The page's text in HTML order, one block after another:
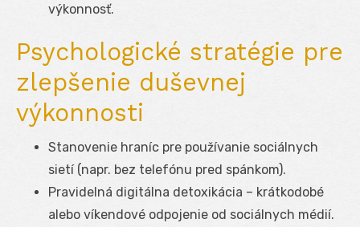
výkonnosť.
Psychologické stratégie pre
zlepšenie duševnej
výkonnosti
Stanovenie hraníc pre používanie sociálnych
sietí (napr. bez telefónu pred spánkom).
Pravidelná digitálna detoxikácia – krátkodobé
alebo víkendové odpojenie od sociálnych médií.